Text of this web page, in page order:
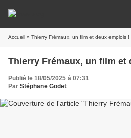
Accueil » Thierry Frémaux, un film et deux emplois !
Thierry Frémaux, un film et
Publié le 18/05/2025 à 07:31
Par Stéphane Godet